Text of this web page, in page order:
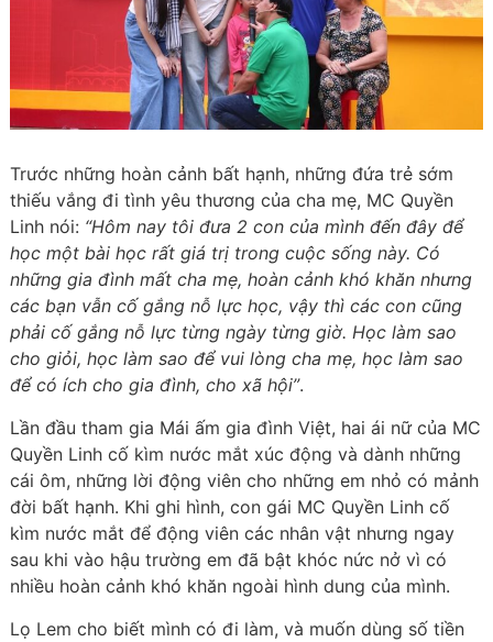
Trước những hoàn cảnh bất hạnh, những đứa trẻ sớm
thiếu vắng đi tình yêu thương của cha mẹ, MC Quyền
Linh nói: “Hôm nay tôi đưa 2 con của mình đến đây để
học một bài học rất giá trị trong cuộc sống này. Có
những gia đình mất cha mẹ, hoàn cảnh khó khăn nhưng
các bạn vẫn cố gắng nỗ lực học, vậy thì các con cũng
phải cố gắng nỗ lực từng ngày từng giờ. Học làm sao
cho giỏi, học làm sao để vui lòng cha mẹ, học làm sao
để có ích cho gia đình, cho xã hội”.
Lần đầu tham gia Mái ấm gia đình Việt, hai ái nữ của MC
Quyền Linh cố kìm nước mắt xúc động và dành những
cái ôm, những lời động viên cho những em nhỏ có mảnh
đời bất hạnh. Khi ghi hình, con gái MC Quyền Linh cố
kìm nước mắt để động viên các nhân vật nhưng ngay
sau khi vào hậu trường em đã bật khóc nức nở vì có
nhiều hoàn cảnh khó khăn ngoài hình dung của mình.
Lọ Lem cho biết mình có đi làm, và muốn dùng số tiền